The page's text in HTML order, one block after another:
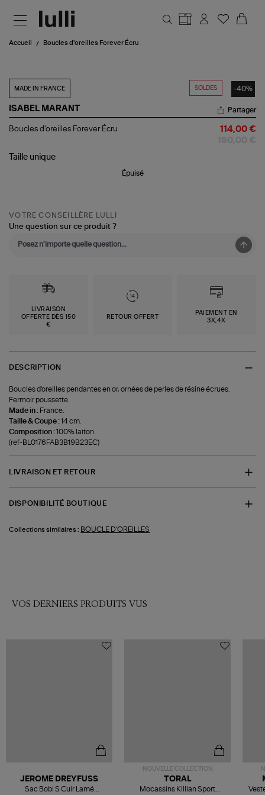
Accueil Boucles d'oreilles Forever Écru
SOLDES -40%
MADE IN FRANCE
ISABEL MARANT
Boucles
Écru
Partager
Boucles d'oreilles Forever Écru 114,00 €
Taille unique
Épuisé
VOTRE CONSEILLÈRE LULLI
Une question sur ce produit ?
LIVRAISON
OFFERTE DÈS 150
€
RETOUR OFFERT
PAIEMENT EN
3X,4X
DESCRIPTION
Boucles d'oreilles pendantes en or, ornées de perles de résine écrues.
Fermoir poussette.
Made in : France.
Taille & Coupe :14 cm.
Composition :100% laiton.
(ref-BL0176FAB3B19B23EC)
LIVRAISON ET RETOUR
DISPONIBILITÉ BOUTIQUE
Collections similaires : BOUCLE D'OREILLES
VOS DERNIERS PRODUITS VUS
JEROME DREYFUSS
Sac Bobi S Cuir Lamé
NOUVELLE COLLECTION
TORAL
Mocassins Killian Sport